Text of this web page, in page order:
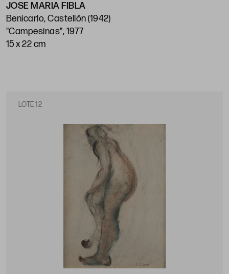
JOSE MARIA FIBLA
Benicarlo, Castellón (1942)
"Campesinas", 1977
15 x 22 cm
LOTE 12